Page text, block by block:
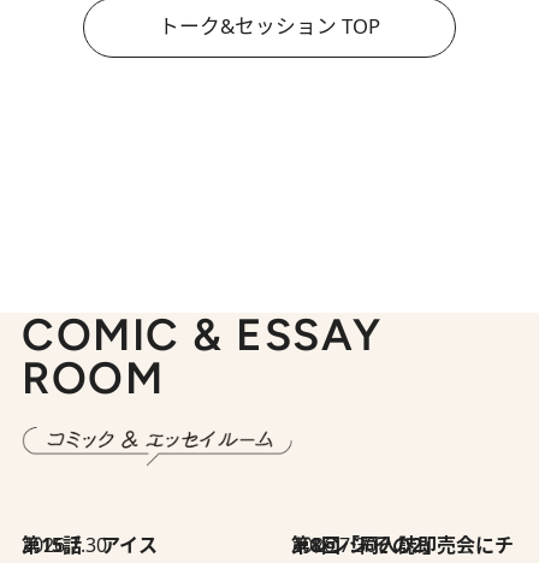
トーク&セッション TOP
COMIC & ESSAY
ROOM
2026.7.30
第15話 アイス 2026.7.30
第8回「同人誌即売会にチャレンジ その2」